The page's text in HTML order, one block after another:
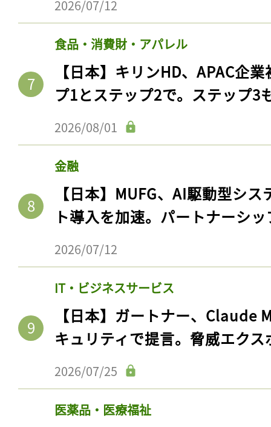
2026/07/12
食品・消費財・アパレル
【日本】キリンHD、APAC企
プ1とステップ2で。ステップ3
2026/08/01
金融
【日本】MUFG、AI駆動型シ
ト導入を加速。パートナーシ
2026/07/12
IT・ビジネスサービス
【日本】ガートナー、Claude
キュリティで提言。脅威エク
2026/07/25
医薬品・医療福祉